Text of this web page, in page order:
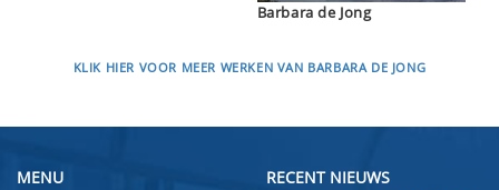
Barbara de Jong
KLIK HIER VOOR MEER WERKEN VAN BARBARA DE JONG
MENU RECENT NIEUWS